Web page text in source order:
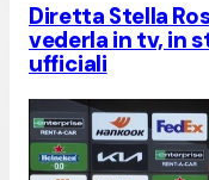
Diretta Stella
vederla in tv, in
ufficiali